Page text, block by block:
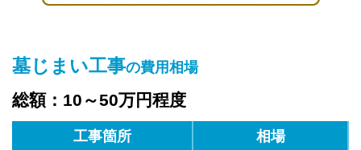
墓じまい工事の費用相場
総額：10～50万円程度
工事箇所
相場